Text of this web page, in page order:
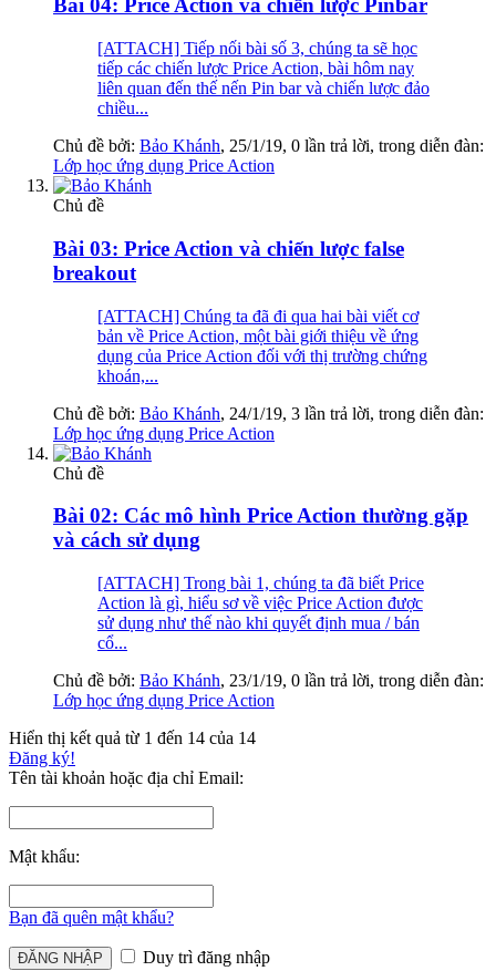
Bài 04: Price Action và chiến lược Pinbar
[ATTACH] Tiếp nối bài số 3, chúng ta sẽ học
tiếp các chiến lược Price Action, bài hôm nay
liên quan đến thế nến Pin bar và chiến lược đảo
chiều...
Chủ đề bởi: Bảo Khánh, 25/1/19, 0 lần trả lời, trong diễn đàn:
Lớp học ứng dụng Price Action
Chủ đề
Bài 03: Price Action và chiến lược false
breakout
[ATTACH] Chúng ta đã đi qua hai bài viết cơ
bản về Price Action, một bài giới thiệu về ứng
dụng của Price Action đối với thị trường chứng
khoán,...
Chủ đề bởi: Bảo Khánh, 24/1/19, 3 lần trả lời, trong diễn đàn:
Lớp học ứng dụng Price Action
Chủ đề
Bài 02: Các mô hình Price Action thường gặp
và cách sử dụng
[ATTACH] Trong bài 1, chúng ta đã biết Price
Action là gì, hiểu sơ về việc Price Action được
sử dụng như thế nào khi quyết định mua / bán
cổ...
Chủ đề bởi: Bảo Khánh, 23/1/19, 0 lần trả lời, trong diễn đàn:
Lớp học ứng dụng Price Action
Hiển thị kết quả từ 1 đến 14 của 14
Đăng ký!
Tên tài khoản hoặc địa chỉ Email:
Mật khẩu:
Bạn đã quên mật khẩu?
Duy trì đăng nhập